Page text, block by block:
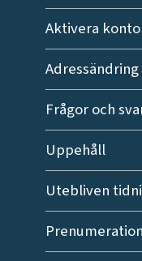
Aktivera konto
Adressändring
Frågor och
Uppehåll
Utebliven